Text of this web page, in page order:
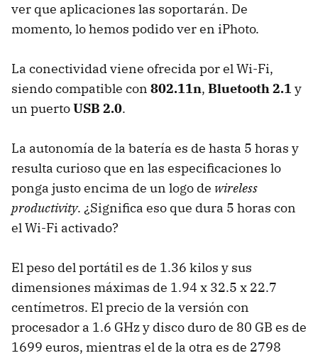
ver que aplicaciones las soportarán. De
momento, lo hemos podido ver en iPhoto.
La conectividad viene ofrecida por el Wi-Fi,
siendo compatible con 802.11n, Bluetooth 2.1 y
un puertoUSB 2.0.
La autonomía de la batería es de hasta 5 horas y
resulta curioso que en las especificaciones lo
ponga justo encima de un logo de wireless
productivity. ¿Significa eso que dura 5 horas con
el Wi-Fi activado?
El peso del portátil es de 1.36 kilos y sus
dimensiones máximas de 1.94 x 32.5 x 22.7
centímetros. El precio de la versión con
procesador a 1.6 GHz y disco duro de 80 GB es de
1699 euros, mientras el de la otra es de 2798